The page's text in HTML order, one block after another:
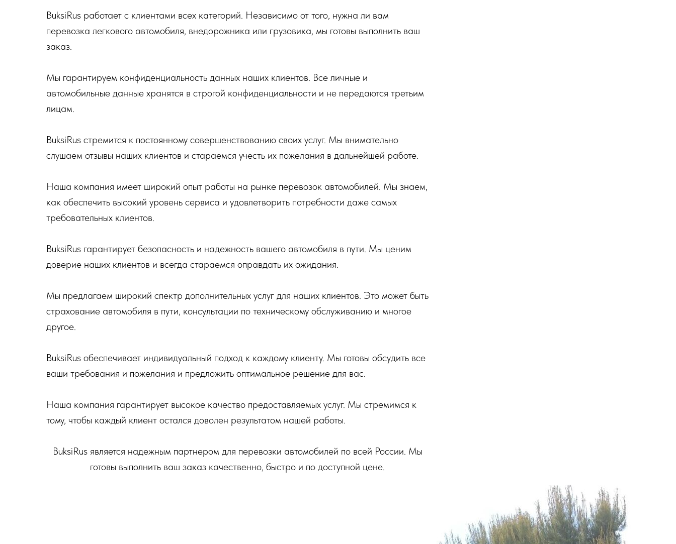
BuksiRus работает с клиентами всех категорий. Независимо от того, нужна ли вам
перевозка легкового автомобиля, внедорожника или грузовика, мы готовы выполнить ваш
заказ.
Мы гарантируем конфиденциальность данных наших клиентов. Все личные и
автомобильные данные хранятся в строгой конфиденциальности и не передаются третьим
лицам.
BuksiRus стремится к постоянному совершенствованию своих услуг. Мы внимательно
слушаем отзывы наших клиентов и стараемся учесть их пожелания в дальнейшей работе.
Наша компания имеет широкий опыт работы на рынке перевозок автомобилей. Мы знаем,
как обеспечить высокий уровень сервиса и удовлетворить потребности даже самых
требовательных клиентов.
BuksiRus гарантирует безопасность и надежность вашего автомобиля в пути. Мы ценим
доверие наших клиентов и всегда стараемся оправдать их ожидания.
Мы предлагаем широкий спектр дополнительных услуг для наших клиентов. Это может быть
страхование автомобиля в пути, консультации по техническому обслуживанию и многое
другое.
BuksiRus обеспечивает индивидуальный подход к каждому клиенту. Мы готовы обсудить все
ваши требования и пожелания и предложить оптимальное решение для вас.
Наша компания гарантирует высокое качество предоставляемых услуг. Мы стремимся к
тому, чтобы каждый клиент остался доволен результатом нашей работы.
BuksiRus является надежным партнером для перевозки автомобилей по всей России. Мы
готовы выполнить ваш заказ качественно, быстро и по доступной цене.